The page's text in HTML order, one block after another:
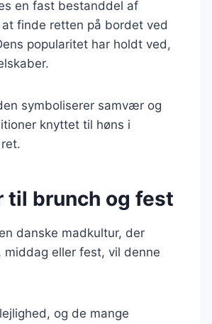
en fast bestanddel af
finde retten på bordet ved
popularitet har holdt ved,
symboliserer samvær og
knyttet til høns i
til brunch og fest
danske madkultur, der
eller fest, vil denne
og de mange